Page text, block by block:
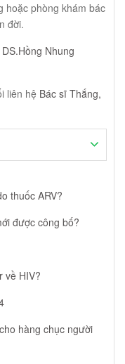
hoặc phòng khám bác
đời.
DS.Hồng Nhung
liên hệ Bác sĩ Thắng,
thuốc ARV?
được công bố?
về HIV?
hàng chục người